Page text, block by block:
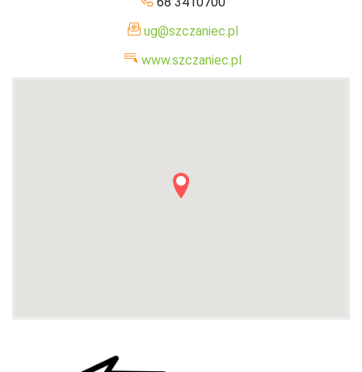
ug@szczaniec.pl
www.szczaniec.pl